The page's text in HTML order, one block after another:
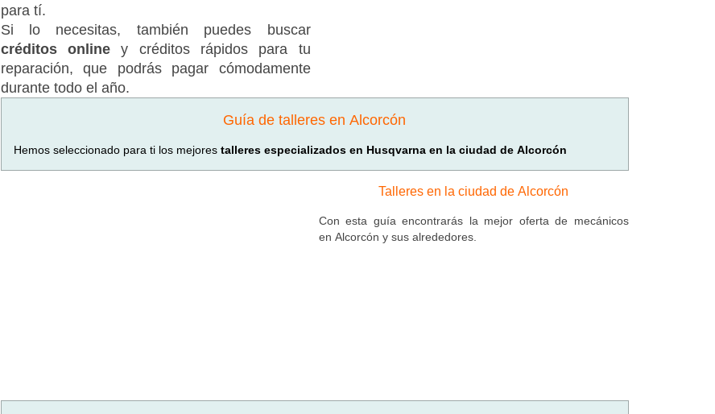
para tí.
Si lo necesitas, también puedes buscar
créditos onliney créditos rápidos para tu
reparación, que podrás pagar cómodamente
durante todo el año.
Guía de talleres en Alcorcón
Hemos seleccionado para ti los mejores talleres especializados en Husqvarna en la ciudad de Alcorcón
Talleres en la ciudad de Alcorcón
Con esta guía encontrarás la mejor oferta de mecánicos
en Alcorcón y sus alrededores.